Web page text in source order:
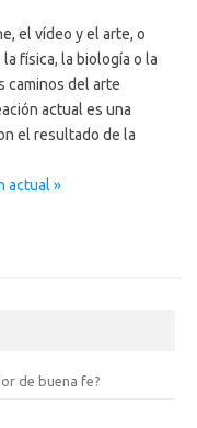
el vídeo y el arte, o
física, la biología o la
caminos del arte
actual es una
el resultado de la
actual »
de buena fe?